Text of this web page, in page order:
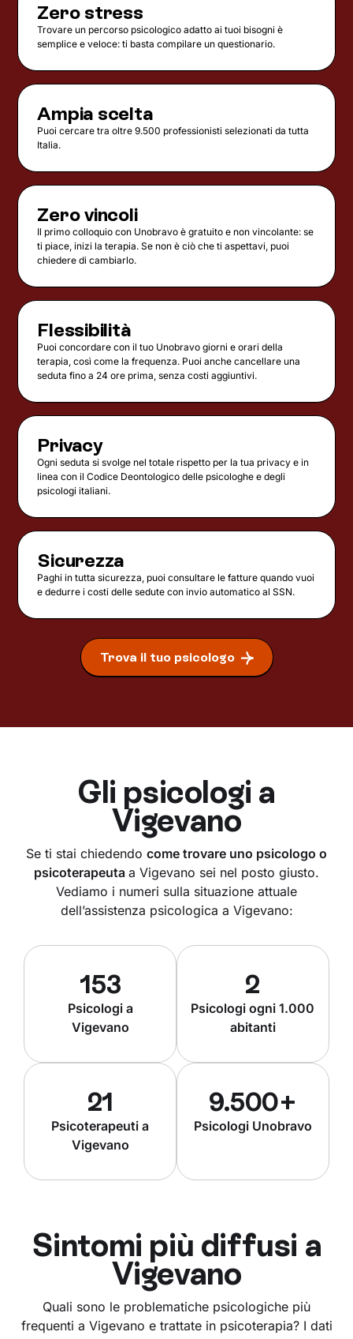
Zero stress
Trovare un percorso psicologico adatto ai tuoi bisogni è
semplice e veloce: ti basta compilare un questionario.
Ampia scelta
Puoi cercare tra oltre 9.500 professionisti selezionati da tutta
Italia.
Zero vincoli
Il primo colloquio con Unobravo è gratuito e non vincolante: se
ti piace, inizi la terapia. Se non è ciò che ti aspettavi, puoi
chiedere di cambiarlo.
Flessibilità
Puoi concordare con il tuo Unobravo giorni e orari della
terapia, così come la frequenza. Puoi anche cancellare una
seduta fino a 24 ore prima, senza costi aggiuntivi.
Privacy
Ogni seduta si svolge nel totale rispetto per la tua privacy e in
linea con il Codice Deontologico delle psicologhe e degli
psicologi italiani.
Sicurezza
Paghi in tutta sicurezza, puoi consultare le fatture quando vuoi
e dedurre i costi delle sedute con invio automatico al SSN.
Trova il tuo psicologo
Gli psicologi a
Vigevano
Se ti stai chiedendo come trovare uno psicologo o
psicoterapeuta a Vigevano sei nel posto giusto.
Vediamo i numeri sulla situazione attuale
dell’assistenza psicologica a Vigevano:
153
Psicologi a
Vigevano
2
Psicologi ogni 1.000
abitanti
21
Psicoterapeuti a
Vigevano
9.500+
Psicologi Unobravo
Sintomi più diffusi a
Vigevano
Quali sono le problematiche psicologiche più
frequenti a Vigevano e trattate in psicoterapia? I dati